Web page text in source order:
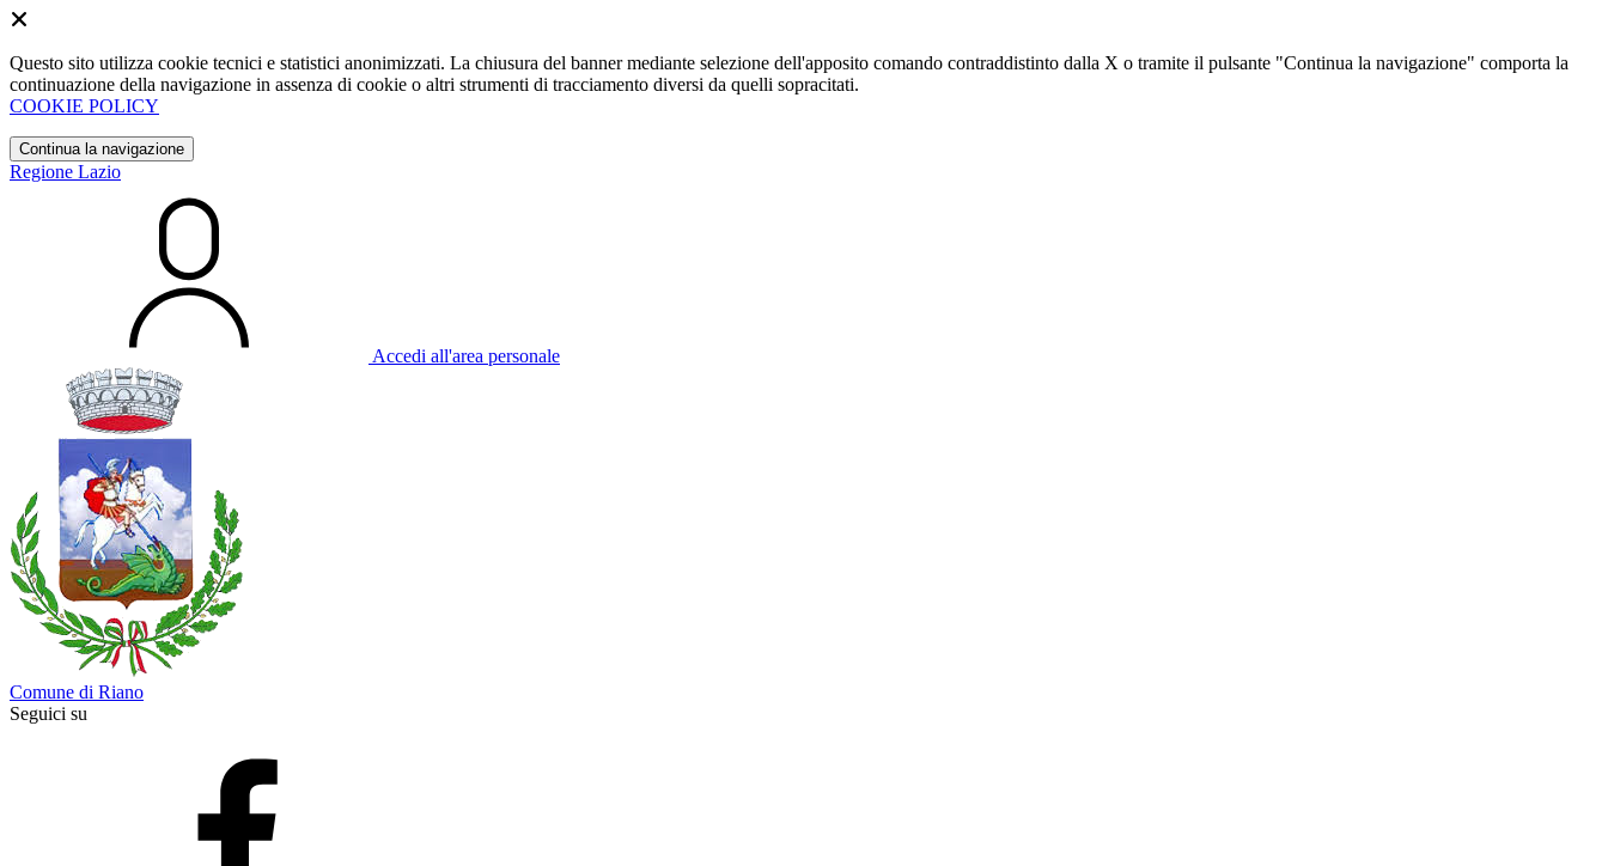
Questo sito utilizza cookie tecnici e statistici anonimizzati. La chiusura del banner mediante selezione dell'apposito comando contraddistinto dalla X o tramite il pulsante "Continua la navigazione" comporta la
continuazione della navigazione in assenza di cookie o altri strumenti di tracciamento diversi da quelli sopracitati.
COOKIE POLICY
Continua la navigazione
Regione Lazio
Accedi all'area personale
Comune di Riano
Seguici su